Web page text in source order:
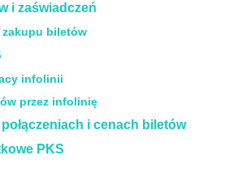
i zaświadczeń
biletów
infolinii
przez infolinię
i cenach biletów
PKS